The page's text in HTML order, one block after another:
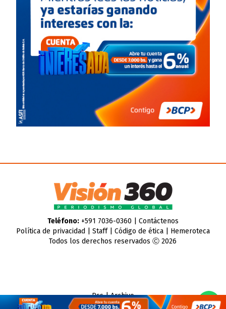
Teléfono:+591 7036-0360 | Contáctenos
Política de privacidad
Staff| Código de ética| Hemeroteca
Todos los derechos reservados Ⓒ 2026
Rss|Archivo
CMS para mediosbyTroop